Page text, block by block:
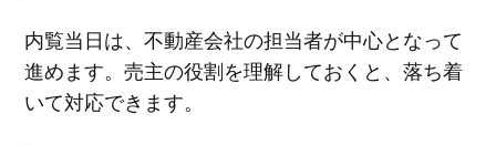
内覧当日は、不動産会社の担当者が中心となって
進めます。売主の役割を理解しておくと、落ち着
いて対応できます。